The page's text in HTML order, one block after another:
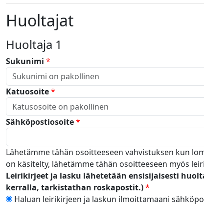
Huoltajat
Huoltaja 1
Sukunimi *
Katuosoite*
Sähköpostiosoite*
Lähetämme tähän osoitteeseen vahvistuksen kun
on käsitelty, lähetämme tähän osoitteeseen myös
Leirikirjeet ja lasku lähetetään ensisijaisesti
kerralla, tarkistathan roskapostit.)*
Haluan leirikirjeen ja laskun ilmoittamaani